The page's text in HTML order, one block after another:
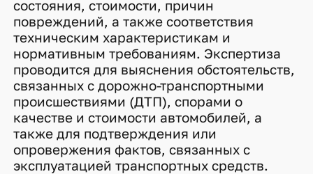
состояния, стоимости, причин
повреждений, а также соответствия
техническим характеристикам и
нормативным требованиям. Экспертиза
проводится для выяснения обстоятельств,
связанных с дорожно-транспортными
происшествиями (ДТП), спорами о
качестве и стоимости автомобилей, а
также для подтверждения или
опровержения фактов, связанных с
эксплуатацией транспортных средств.